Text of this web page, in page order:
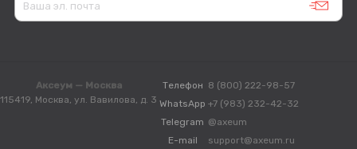
Аксеум — Москва
115419, Москва, ул. Вавилова, д. 3
Телефон 8 (800) 222-98-57
WhatsApp +7 (983) 232-42-32
Telegram @axeum
E-mail
support@axeum.ru